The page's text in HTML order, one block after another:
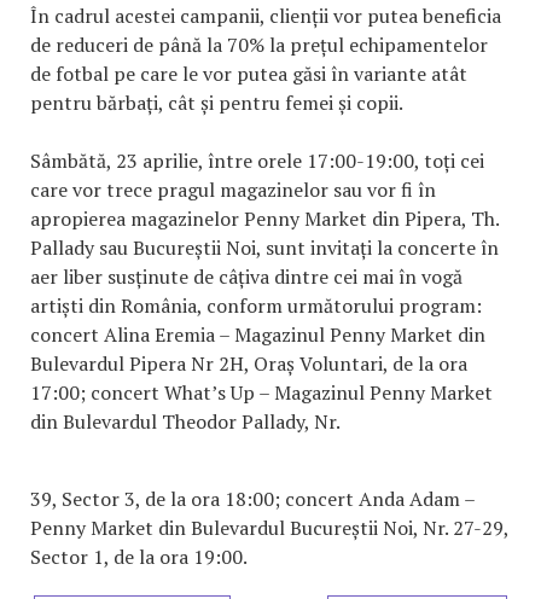
În cadrul acestei campanii, clienții vor putea beneficia
de reduceri de până la 70% la prețul echipamentelor
de fotbal pe care le vor putea găsi în variante atât
pentru bărbați, cât și pentru femei și copii.
Sâmbătă, 23 aprilie, între orele 17:00-19:00, toți cei
care vor trece pragul magazinelor sau vor fi în
apropierea magazinelor Penny Market din Pipera, Th.
Pallady sau Bucureștii Noi, sunt invitați la concerte în
aer liber susținute de câțiva dintre cei mai în vogă
artiști din România, conform următorului program:
concert Alina Eremia – Magazinul Penny Market din
Bulevardul Pipera Nr 2H, Oraș Voluntari, de la ora
17:00; concert What’s Up – Magazinul Penny Market
din Bulevardul Theodor Pallady, Nr.
39, Sector 3, de la ora 18:00; concert Anda Adam –
Penny Market din Bulevardul Bucureștii Noi, Nr. 27-29,
Sector 1, de la ora 19:00.